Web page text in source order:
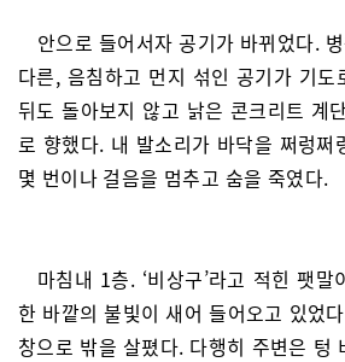
안으로 들어서자 공기가 바뀌었다.
다른, 음침하고 먼지 섞인 공기가 기도
뒤도 돌아보지 않고 낡은 콘크리트 계
로 향했다. 내 발소리가 바닥을 쩌렁쩌
몇 번이나 걸음을 멈추고 숨을 죽였다.
마침내 1층. ‘비상구’라고 적힌 팻
한 바깥의 불빛이 새어 들어오고 있었
창으로 밖을 살폈다. 다행히 주변은 텅